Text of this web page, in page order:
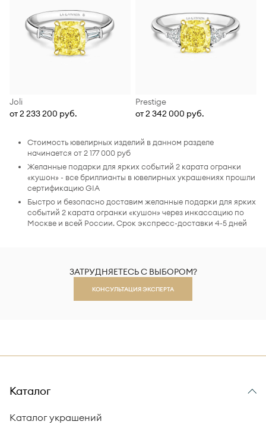
Joli
от 2 233 200 руб.
Prestige
от 2 342 000 руб.
Стоимость ювелирных изделий в данном разделе
начинается от 2 177 000 руб
Желанные подарки для ярких событий 2 карата огранки
«кушон» - все бриллианты в ювелирных украшениях прошли
сертификацию GIA
Быстро и безопасно доставим желанные подарки для ярких
событий 2 карата огранки «кушон» через инкассацию по
Москве и всей России. Срок экспресс-доставки 4-5 дней
ЗАТРУДНЯЕТЕСЬ С ВЫБОРОМ?
КОНСУЛЬТАЦИЯ ЭКСПЕРТА
Каталог
Каталог украшений